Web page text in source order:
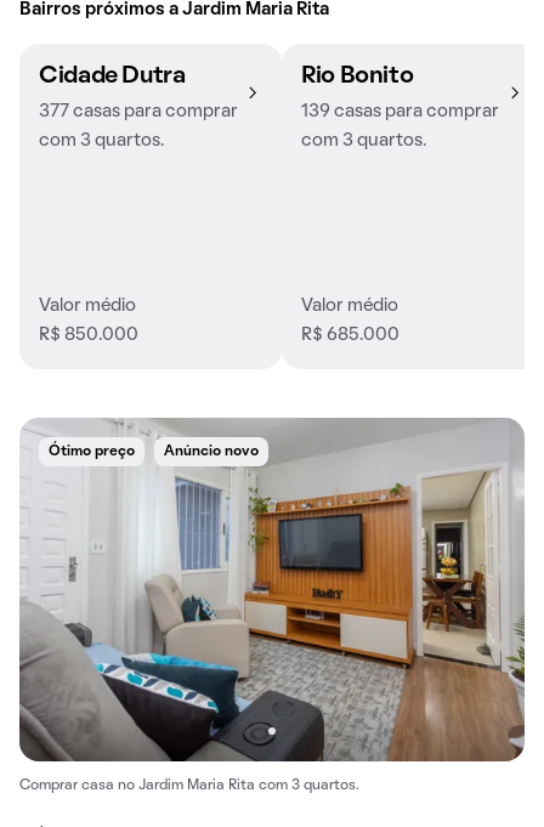
Bairros próximos a Jardim Maria Rita
Cidade Dutra
377 casas para comprar
com 3 quartos.
Valor médio
R$ 850.000
Rio Bonito
139 casas para comprar
com 3 quartos.
Valor médio
R$ 685.000
Ótimo preço Anúncio novo
Comprar casa no Jardim Maria Rita com 3 quartos.